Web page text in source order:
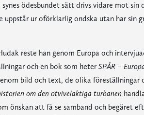
ödesbundet sätt drivs vidare mot
ur oförklarlig ondska utan har sin
reste han genom Europa och
och en bok som heter SPÅR –
bild och text, de olika föreställningar
om den otvivelaktiga turbanen
önskan att få se samband och begäret